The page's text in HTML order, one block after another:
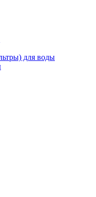
для воды